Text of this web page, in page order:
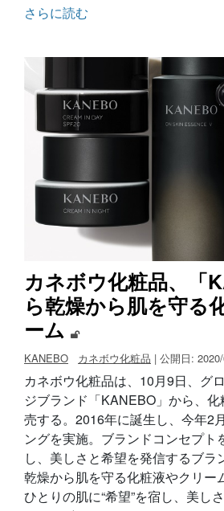
さらに読む
カネボウ化粧品、「
ら乾燥から肌を守る
ーム
KANEBO カネボウ化粧品 | 公開日:
カネボウ化粧品は、10月9日、グ
ジブランド「KANEBO」から、
売する。2016年に誕生し、今年2
ングを実施。ブランドコンセプト
し、美しさと希望を発信するブラ
乾燥から肌を守る化粧液やクリー
ひとりの肌に“希望”を宿し、美し